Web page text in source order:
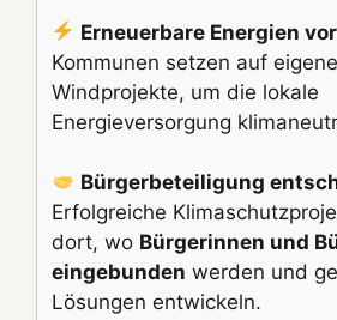
Erneuerbare Energien
Kommunen setzen auf
Windprojekte, um die lokale
Energieversorgung
Bürgerbeteiligung
Erfolgreiche
dort, wo Bürgerinnen und
eingebunden werden und
Lösungen entwickeln.